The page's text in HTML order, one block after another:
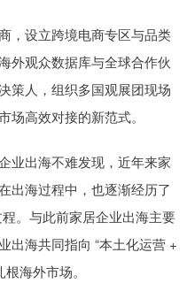
设立跨境电商专区与品类
外观众数据库与全球合作伙
策人，组织多国观展团现场
高效对接的新范式。
出海不难发现，近年来家
出海过程中，也逐渐经历了
程。与此前家居企业出海主要
出海共同指向 “本土化运营 +
海外市场。